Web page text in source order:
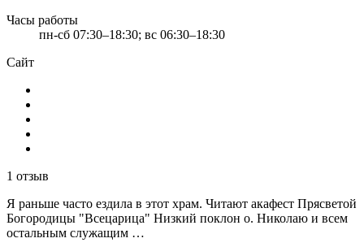
Часы работы
пн-сб 07:30–18:30; вс 06:30–18:30
Сайт
1 отзыв
Я раньше часто ездила в этот храм. Читают акафест Прясветой
Богородицы "Всецарица" Низкий поклон о. Николаю и всем
остальным служащим …